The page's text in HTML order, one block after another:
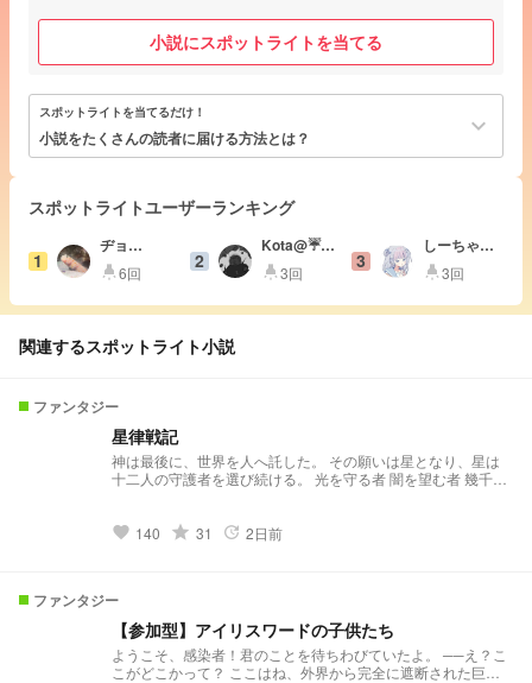
小説にスポットライトを当てる
スポットライトを当てるだけ！
小説をたくさんの読者に届ける方法とは？ keyboard_arrow_down
スポットライトユーザーランキング
1
ヂョ
ｮ゛！！！
highlight6回 2
Kota@☔️🎑
🧸@低の低
の低浮上
highlight3回 3
しーちゃん
@まぁ低浮
highlight3回
関連するスポットライト小説
ファンタジー
星律戦記
神は最後に、世界を人へ託した。 その願いは星となり、星は
十二人の守護者を選び続ける。 光を守る者 闇を望む者 幾千年
るべき未来か 変えるべき世界か 一体星は、誰の願いを照らす
favorite 140 grade 31 update 2日前
ファンタジー
【参加型】アイリスワードの子供たち
​ようこそ、感染者！君のことを待ちわびていたよ。 ──え？こ
こがどこかって？ ここはね、外界から完全に遮断された巨大